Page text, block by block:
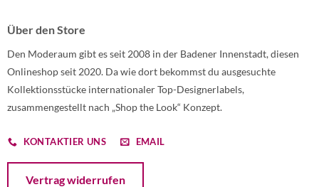
Über den Store
Den Moderaum gibt es seit 2008 in der Badener Innenstadt, diesen
Onlineshop seit 2020. Da wie dort bekommst du ausgesuchte
Kollektionsstücke internationaler Top-Designerlabels,
zusammengestellt nach „Shop the Look“ Konzept.
KONTAKTIER UNS EMAIL
Vertrag widerrufen